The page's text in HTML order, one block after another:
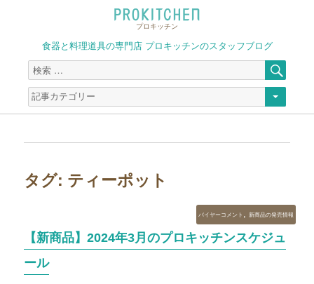
プロキッチン
食器と料理道具の専門店 プロキッチンのスタッフブログ
検
索
対
象:
索
タグ: ティーポット
【新商品】2024年3月のプロキッチンスケジュ
ール
カ
テ
ゴ
バイヤーコメント 新商品の発売情報